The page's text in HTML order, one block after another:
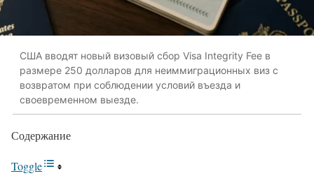
США вводят новый визовый сбор Visa Integrity Fee в
размере 250 долларов для неиммиграционных виз с
возвратом при соблюдении условий въезда и
своевременном выезде.
Содержание
Toggle